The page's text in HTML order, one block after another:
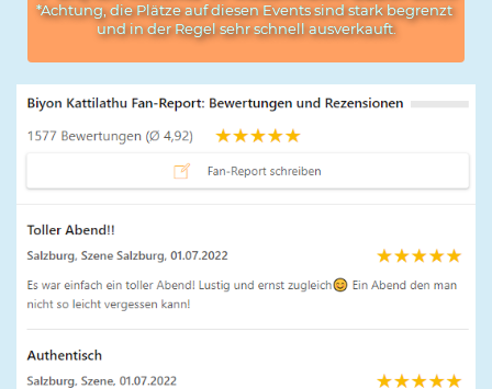
*Achtung, die Plätze auf diesen Events sind stark begrenzt
und in der Regel sehr schnell ausverkauft.